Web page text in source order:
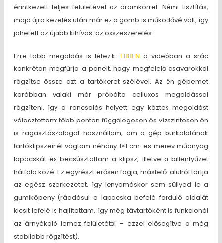
érintkezett teljes felületével az áramkörrel. Némi tisztítás,
majd újra kezelés után már ez a gomb is működővé vált, így
jöhetett az újabb kihívás: az összeszerelés.
Erre több megoldás is létezik:EBBEN a videóban a srác
konkrétan megfúrja a panelt, hogy megfelelő csavarokkal
rögzítse össze azt a tartókeret szélével. Az én gépemet
korábban valaki már próbálta celluxos megoldással
rögzíteni, így a roncsolás helyett egy köztes megoldást
választottam: több ponton függőlegesen és vízszintesen én
is ragasztószalagot használtam, ám a gép burkolatának
tartóklipszeinél vágtam néhány 1×1 cm-es merev műanyag
lapocskát és becsúsztattam a klipsz, illetve a billentyűzet
hátfala közé. Ez egyrészt erősen fogja, másfelől alulról tartja
az egész szerkezetet, így lenyomáskor sem sűllyed le a
gumiköpeny (ráadásul a lapocska befelé forduló oldalát
kicsit lefelé is hajlítottam, így még távtartóként is funkcionál
az árnyékoló lemez felületétől – ezzel elősegítve a még
stabilabb rögzítést).